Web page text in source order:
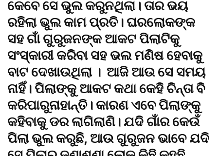
କେବେ ସେ ଭୁଲ କରୁନଥିଲା। ତାର ଭୟ
ରହିଲା ଭୁଲ କାମ ପ୍ରତି। ଘରଲୋକଙ୍କ
ସହ ଗାଁ ଗୁରୁଜନଙ୍କ ଆକଟ ପିଲାଟିକୁ
ସଂସ୍କାରୀ କରିବା ସହ ଭଲ ମଣିଷ ହେବାକୁ
ବାଟ ଦେଖାଉଥିଲା । ଆଜି ଆଉ ସେ ସମୟ
ନାହିଁ। ପିଲାଙ୍କୁ ଆକଟ କଥା କେହି ଚିନ୍ତା ବି
କରିପାରୁନାହାନ୍ତି। କାରଣ ଏବେ ପିଲାଙ୍କୁ
କହିବାକୁ ଡର ଲାଗିଲାଣି। ଯଦି ଗାଁର କେଉଁ
ପିଲା ଭୁଲ କରୁଛି, ଆଉ ଗୁରୁଜନ ଭାବେ ଯଦି